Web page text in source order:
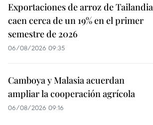
Exportaciones de arroz de Tailandia
caen cerca de un 19% en el primer
semestre de 2026
06/08/2026 09:35
Camboya y Malasia acuerdan
ampliar la cooperación agrícola
06/08/2026 09:16